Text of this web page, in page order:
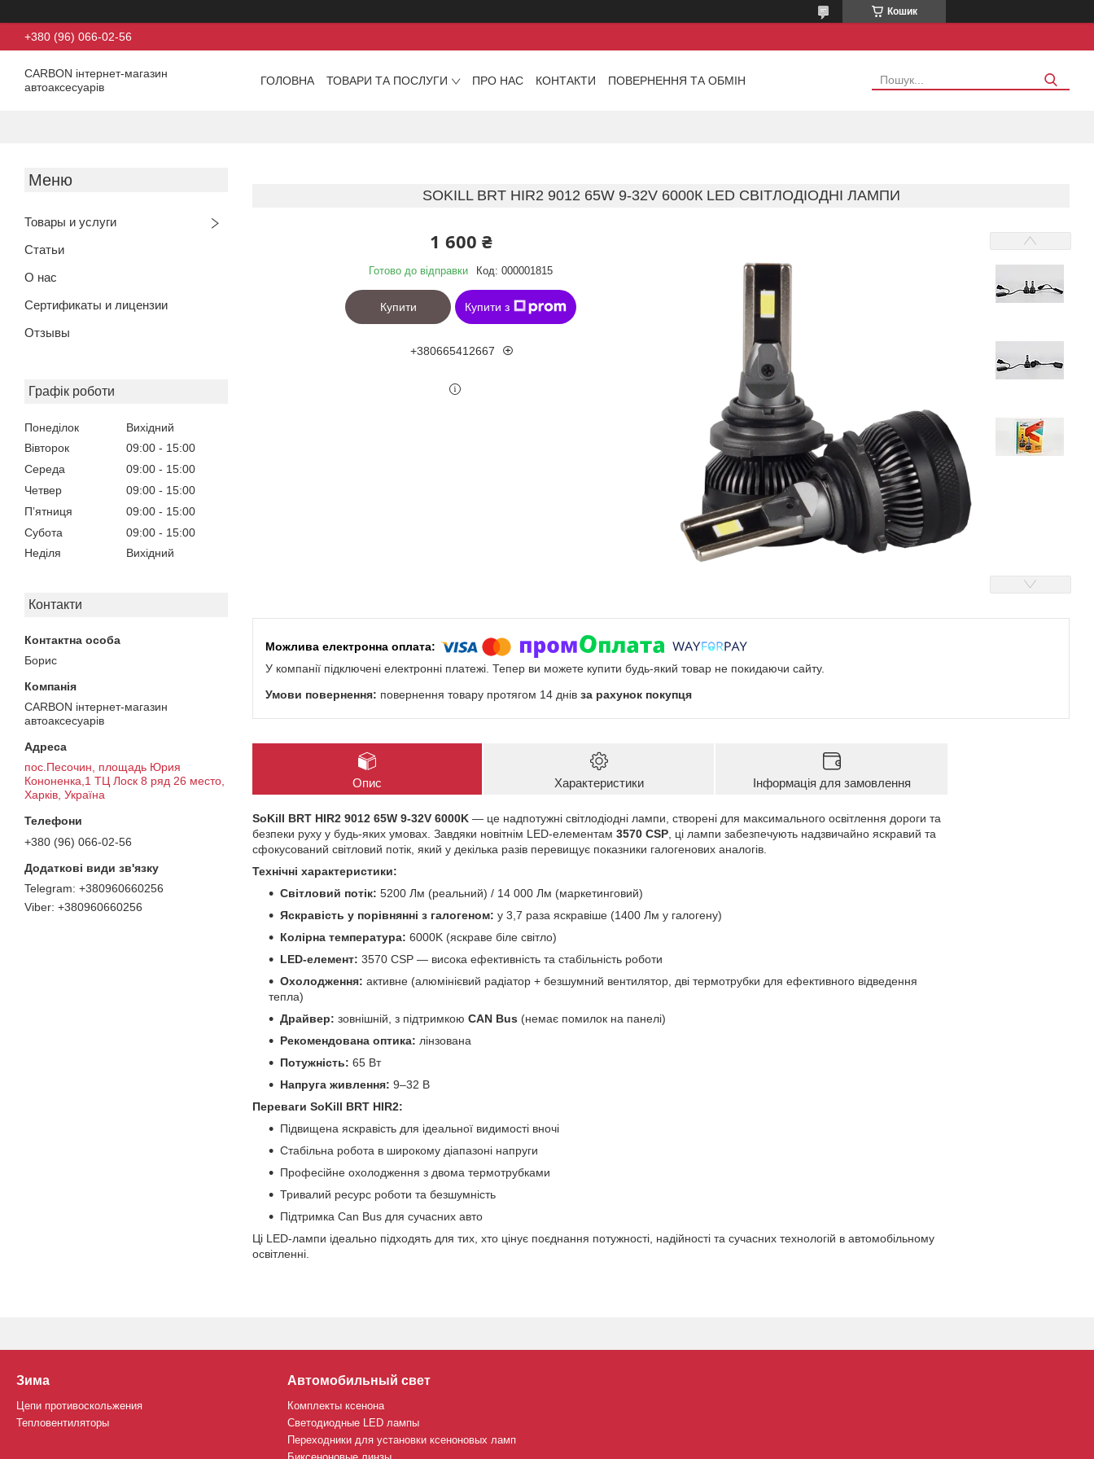
Кошик
+380 (96) 066-02-56
CARBON інтернет-магазин
автоаксесуарів
ГОЛОВНА ТОВАРИ ТА ПОСЛУГИ ПРО НАС КОНТАКТИ ПОВЕРНЕННЯ ТА ОБМІН
Товары и услуги
Статьи
О нас
Сертификаты и лицензии
Отзывы
Графік роботи
Понеділок
Вихідний
Вівторок
09:00
15:00
Середа
09:00
15:00
Четвер
09:00
15:00
Пʼятниця
09:00
15:00
Субота
09:00
15:00
Неділя
Вихідний
Контакти
Борис
CARBON інтернет-магазин
автоаксесуарів
пос.Песочин, площадь Юрия
Кононенка,1 ТЦ Лоск 8 ряд 26 место,
Харків, Україна
+380 (96) 066-02-56
+380960660256
+380960660256
SOKILL BRT HIR2 9012 65W 9-32V 6000К LED СВІТЛОДІОДНІ ЛАМПИ
1 600 ₴
Готово до відправки Код: 000001815
Купити Купити з
+380665412667
У компанії підключені електронні платежі. Тепер ви можете купити будь-який товар не покидаючи сайту.
повернення товару протягом 14 днів за рахунок покупця
Опис Характеристики Інформація для замовлення
SoKill BRT HIR2 9012 65W 9-32V 6000K — це надпотужні світлодіодні лампи, створені для максимального освітлення дороги та
безпеки руху у будь-яких умовах. Завдяки новітнім LED-елементам 3570 CSP, ці лампи забезпечують надзвичайно яскравий та
сфокусований світловий потік, який у декілька разів перевищує показники галогенових аналогів.
Технічні характеристики:
Світловий потік: 5200 Лм (реальний) / 14 000 Лм (маркетинговий)
Яскравість у порівнянні з галогеном: у 3,7 раза яскравіше (1400 Лм у галогену)
Колірна температура: 6000K (яскраве біле світло)
LED-елемент: 3570 CSP — висока ефективність та стабільність роботи
Охолодження: активне (алюмінієвий радіатор + безшумний вентилятор, дві термотрубки для ефективного відведення
тепла)
Драйвер: зовнішній, з підтримкою CAN Bus (немає помилок на панелі)
Рекомендована оптика: лінзована
Потужність: 65 Вт
Напруга живлення: 9–32 В
Переваги SoKill BRT HIR2:
Підвищена яскравість для ідеальної видимості вночі
Стабільна робота в широкому діапазоні напруги
Професійне охолодження з двома термотрубками
Тривалий ресурс роботи та безшумність
Підтримка Can Bus для сучасних авто
Ці LED-лампи ідеально підходять для тих, хто цінує поєднання потужності, надійності та сучасних технологій в автомобільному
освітленні.
Зима
Цепи противоскольжения
Тепловентиляторы
Автомобильный свет
Комплекты ксенона
Светодиодные LED лампы
Переходники для установки ксеноновых ламп